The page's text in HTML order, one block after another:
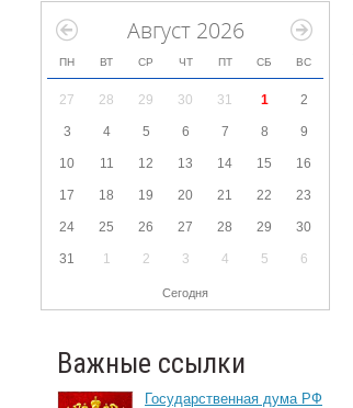
Август 2026
ПН ВТ СР ЧТ ПТ СБ ВС
27 28 29 30 31 1 2
3 4 5 6 7 8 9
10 11 12 13 14 15 16
17 18 19 20 21 22 23
24 25 26 27 28 29 30
31 1 2 3 4 5 6
Сегодня
Важные ссылки
Государственная дума РФ